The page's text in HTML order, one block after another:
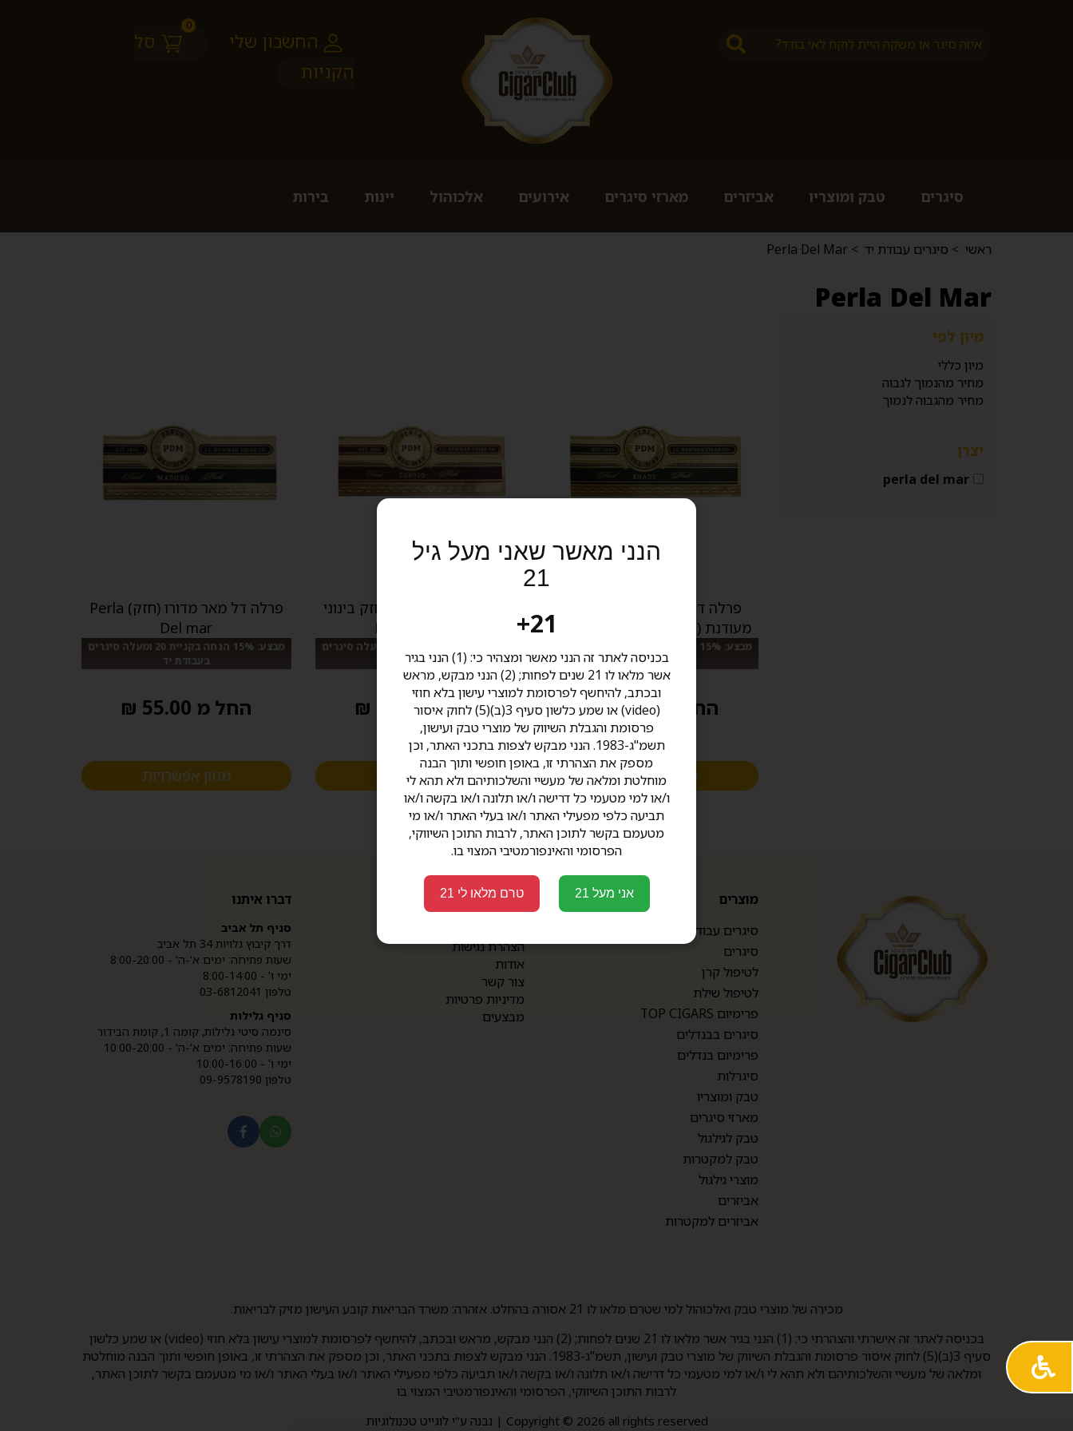
החשבון שלי
סל
הקניות
0
סיגרים טבק ומוצריו אביזרים מארזי סיגרים אירועים אלכוהול יינות בירות
ראשי > סיגרים עבודת יד >
Perla Del Mar
Perla Del Mar
פרלה דל מאר- סדרה קלאסית
מעודנת (Shade) Perla Del mar
בעבודת יד
החל מ 52.00 ₪
מגוון אפשרויות
פרלה דל מאר קורוחו חוזק בינוני
Perla Del mar
מבצע: 15% הנחה בקניית 20 ומעלה סיגרים
בעבודת יד
החל מ 55.00 ₪
מגוון אפשרויות
פרלה דל מאר מדורו (חזק) Perla
Del mar
מבצע: 15% הנחה בקניית 20 ומעלה סיגרים
בעבודת יד
החל מ 55.00 ₪
מגוון אפשרויות
מיון לפי
מיון כללי
מחיר מהנמוך לגבוה
מחיר מהגבוה לנמוך
יצרן
perla del mar
דברו איתנו
סניף תל אביב
דרך קיבוץ גלויות 34 תל אביב
שעות פתיחה: ימים א'-ה' - 8:00-20:00
ימי ו' - 8:00-14:00
טלפון 03-6812041
סניף גלילות
סינמה סיטי גלילות, קומה 1, קומת הבידור
שעות פתיחה: ימים א'-ה' - 10:00-20:00
ימי ו' - 10:00-16:00
טלפון 09-9578190
תפריט
הצהרת נגישות
אודות
צור קשר
מדיניות פרטיות
מבצעים
מוצרים
סיגרים עבודת יד
סיגרים
לטיפול קרן
לטיפול שילת
פרימיום TOP CIGARS
סיגרים בבנדלים
פרימיום בנדלים
סיגרלות
טבק ומוצריו
מארזי סיגרים
טבק לגילגול
טבק למקטרות
מוצרי גילגול
אביזרים
אביזרים למקטרות
מכירה של מוצרי טבק ואלכוהול למי שטרם מלאו לו 21 אסורה בהחלט. אזהרה: משרד הבריאות קובע העישון מזיק לבריאות.
בכניסה לאתר זה אישרתי והצהרתי כי: (1) הנני בגיר אשר מלאו לו 21 שנים לפחות; (2) הנני מבקש, מראש ובכתב, להיחשף לפרסומת למוצרי עישון בלא חוזי (video) או שמע כלשון
סעיף 3(ב)(5) לחוק איסור פרסומת והגבלת השיווק של מוצרי טבק ועישון, תשמ"ג-1983. הנני מבקש לצפות בתכני האתר, וכן מספק את הצהרתי זו, באופן חופשי ותוך הבנה מוחלטת
ומלאה של מעשיי והשלכותיהם ולא תהא לי ו/או למי מטעמי כל דרישה ו/או תלונה ו/או בקשה ו/או תביעה כלפי מפעילי האתר ו/או בעלי האתר ו/או מי מטעמם בקשר לתוכן האתר,
לרבות התוכן השיווקי, הפרסומי והאינפורמטיבי המצוי בו
Copyright © 2026 all rights reserved | נבנה ע"י לוגייט טכנולוגיות
הנני מאשר שאני מעל גיל
21
21+
בכניסה לאתר זה הנני מאשר ומצהיר כי: (1) הנני בגיר
אשר מלאו לו 21 שנים לפחות; (2) הנני מבקש, מראש
ובכתב, להיחשף לפרסומת למוצרי עישון בלא חוזי
(video) או שמע כלשון סעיף 3(ב)(5) לחוק איסור
פרסומת והגבלת השיווק של מוצרי טבק ועישון,
תשמ"ג-1983. הנני מבקש לצפות בתכני האתר, וכן
מספק את הצהרתי זו, באופן חופשי ותוך הבנה
מוחלטת ומלאה של מעשיי והשלכותיהם ולא תהא לי
ו/או למי מטעמי כל דרישה ו/או תלונה ו/או בקשה ו/או
תביעה כלפי מפעילי האתר ו/או בעלי האתר ו/או מי
מטעמם בקשר לתוכן האתר, לרבות התוכן השיווקי,
הפרסומי והאינפורמטיבי המצוי בו.
אני מעל 21 טרם מלאו לי 21